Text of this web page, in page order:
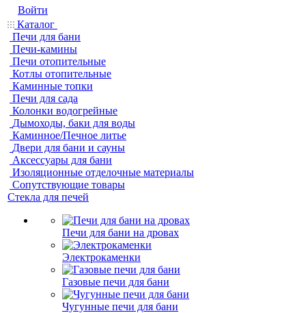
Войти
Каталог
Печи для бани
Печи-камины
Печи отопительные
Котлы отопительные
Каминные топки
Печи для сада
Колонки водогрейные
Дымоходы, баки для воды
Каминное/Печное литье
Двери для бани и сауны
Аксессуары для бани
Изоляционные отделочные материалы
Сопутствующие товары
Стекла для печей
Печи для бани на дровах
Электрокаменки
Газовые печи для бани
Чугунные печи для бани